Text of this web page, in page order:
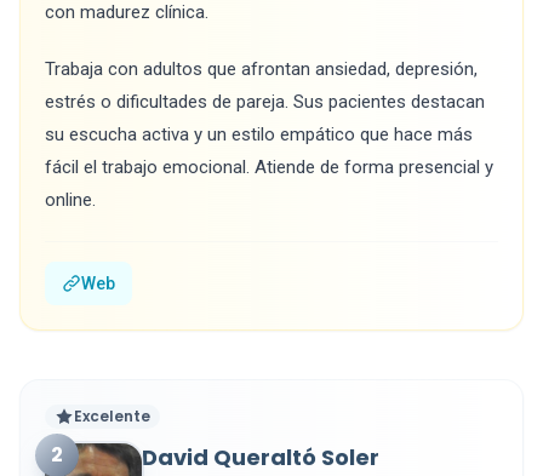
con madurez clínica.
Trabaja con adultos que afrontan ansiedad, depresión,
estrés o dificultades de pareja. Sus pacientes destacan
su escucha activa y un estilo empático que hace más
fácil el trabajo emocional. Atiende de forma presencial y
online.
Web
Excelente
2 David Queraltó Soler